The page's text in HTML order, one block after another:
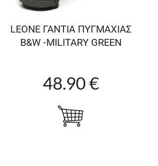
LEONE ΓΑΝΤΙΑ ΠΥΓΜΑΧΙΑΣ
B&W -MILITARY GREEN
48.90 €